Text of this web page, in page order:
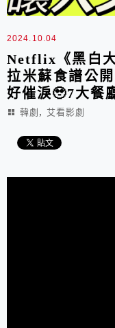
2024.10.04
Netflix《黑白
拉米蘇食譜公
好催淚🥹7大餐
韓劇 , 艾看影劇